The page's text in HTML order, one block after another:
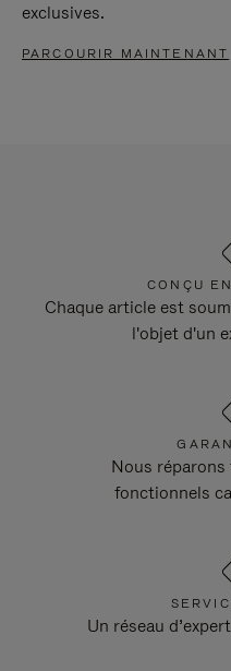
exclusives.
PARCOURIR MAINTENANT
CONÇU
Chaque article est
l'objet d'un
Nous réparons
fonctionnels
Un réseau